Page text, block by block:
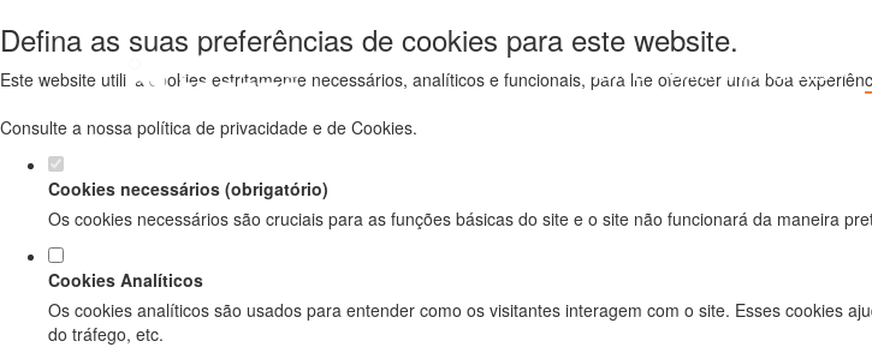
Defina as suas preferências de cookies para este website.
Este website utiliza cookies estritamente necessários, analíticos e funcionais, para lhe oferecer uma boa
Consulte a nossa política de privacidade e de Cookies.
Cookies necessários (obrigatório)
Os cookies necessários são cruciais para as funções básicas do site e o site não funcionará da maneira
Cookies Analíticos
Os cookies analíticos são usados para entender como os visitantes interagem com o site. Esses cookies
do tráfego, etc.
HOME CAMPINGTORRES